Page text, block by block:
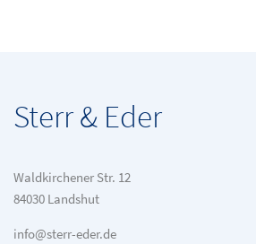
Sterr & Eder
Waldkirchener Str. 12
84030 Landshut
info@sterr-eder.de